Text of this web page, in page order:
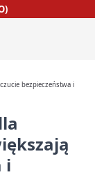
bezpieczeństwa i
i